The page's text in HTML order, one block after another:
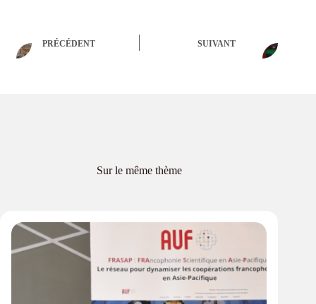
PRÉCÉDENT SUIVANT
Sur le même thème